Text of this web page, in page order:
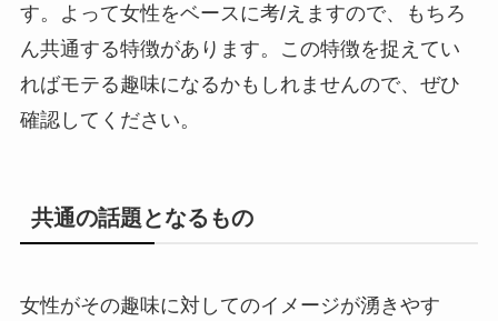
す。よって女性をベースに考/えますので、もちろ
ん共通する特徴があります。この特徴を捉えてい
ればモテる趣味になるかもしれませんので、ぜひ
確認してください。
共通の話題となるもの
女性がその趣味に対してのイメージが湧きやす